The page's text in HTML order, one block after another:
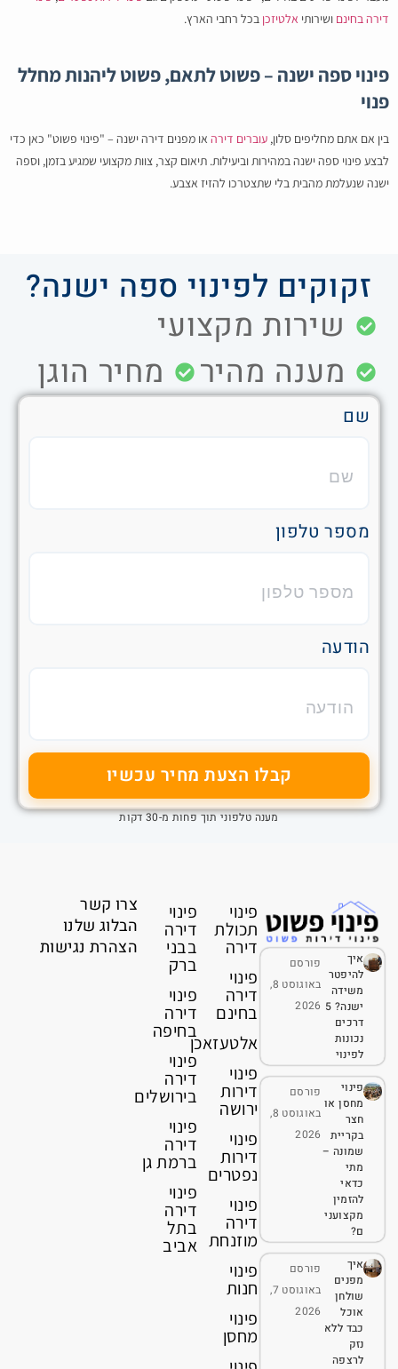
דירה בחינם ושירותי אלטיזכן בכל רחבי הארץ.
פינוי ספה ישנה – פשוט לתאם, פשוט ליהנות מחלל
פנוי
בין אם אתם מחליפים סלון, עוברים דירה או מפנים דירה ישנה – "פינוי פשוט" כאן כדי
לבצע פינוי ספה ישנה במהירות וביעילות. תיאום קצר, צוות מקצועי שמגיע בזמן, וספה
ישנה שנעלמת מהבית בלי שתצטרכו להזיז אצבע.
זקוקים לפינוי ספה ישנה?
שירות מקצועי
מענה מהיר
מחיר הוגן
שם
מספר טלפון
הודעה
קבלו הצעת מחיר עכשיו
מענה טלפוני תוך פחות מ-30 דקות
איך
להיפטר
משידה
ישנה? 5
דרכים
נכונות
לפינוי
פורסם
באוגוסט 8,
2026
פינוי
מחסן או
חצר
בקריית
שמונה –
מתי
כדאי
להזמין
מקצועני
ם?
פורסם
באוגוסט 8,
2026
איך
מפנים
שולחן
אוכל
כבד ללא
נזק
לרצפה
פורסם
באוגוסט 7,
2026
פינוי
תכולת
דירה
פינוי
דירה
בחינם
אלטעזאכן
פינוי
דירות
ירושה
פינוי
דירות
נפטרים
פינוי
דירה
מוזנחת
פינוי
חנות
פינוי
מחסן
פינוי
דירה
בבני
ברק
פינוי
דירה
בחיפה
פינוי
דירה
בירושלים
פינוי
דירה
ברמת גן
פינוי
דירה
בתל
אביב
צרו קשר
הבלוג שלנו
הצהרת נגישות